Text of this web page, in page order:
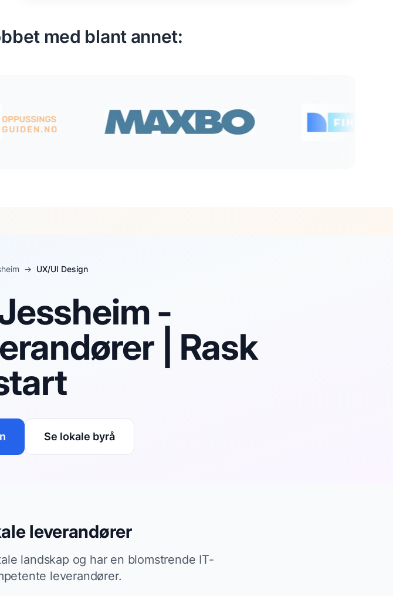
med blant annet:
→ UX/UI Design
-
| Rask
Se lokale byrå
leverandører
landskap og har en blomstrende IT-
leverandører.